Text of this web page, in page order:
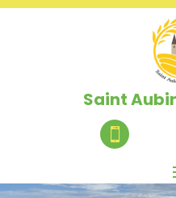
Saint
